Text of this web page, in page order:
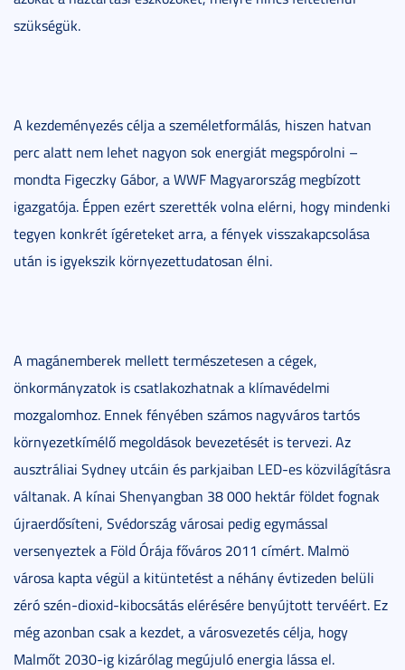
szükségük.
A kezdeményezés célja a személetformálás, hiszen hatvan
perc alatt nem lehet nagyon sok energiát megspórolni –
mondta Figeczky Gábor, a WWF Magyarország megbízott
igazgatója. Éppen ezért szerették volna elérni, hogy mindenki
tegyen konkrét ígéreteket arra, a fények visszakapcsolása
után is igyekszik környezettudatosan élni.
A magánemberek mellett természetesen a cégek,
önkormányzatok is csatlakozhatnak a klímavédelmi
mozgalomhoz. Ennek fényében számos nagyváros tartós
környezetkímélő megoldások bevezetését is tervezi. Az
ausztráliai Sydney utcáin és parkjaiban LED-es közvilágításra
váltanak. A kínai Shenyangban 38 000 hektár földet fognak
újraerdősíteni, Svédország városai pedig egymással
versenyeztek a Föld Órája főváros 2011 címért. Malmö
városa kapta végül a kitüntetést a néhány évtizeden belüli
zéró szén-dioxid-kibocsátás elérésére benyújtott tervéért. Ez
még azonban csak a kezdet, a városvezetés célja, hogy
Malmőt 2030-ig kizárólag megújuló energia lássa el.